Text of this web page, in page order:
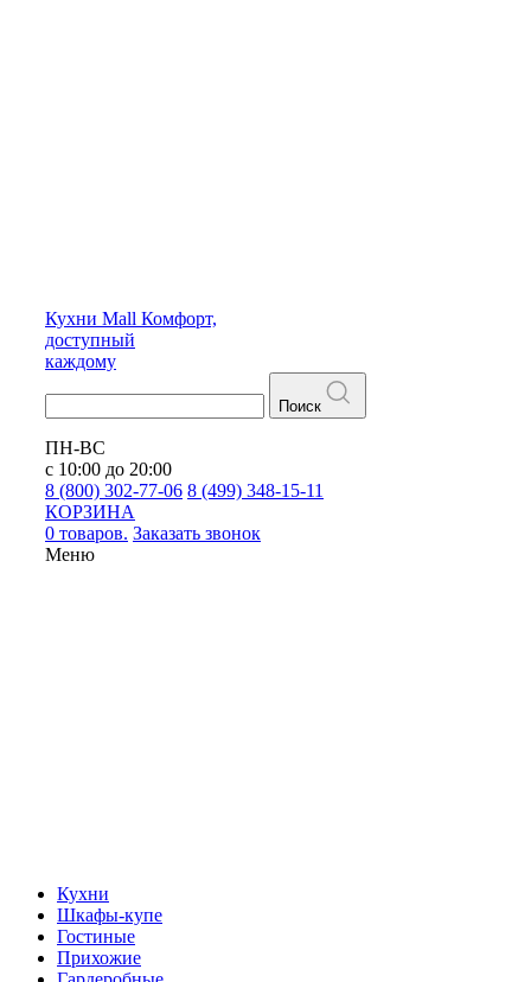
Кухни Mall Комфорт,
доступный
каждому
Поиск
ПН-ВС
с 10:00 до 20:00
8 (800) 302-77-06 8 (499) 348-15-11
КОРЗИНА
0 товаров. Заказать звонок
Меню
Кухни
Шкафы-купе
Гостиные
Прихожие